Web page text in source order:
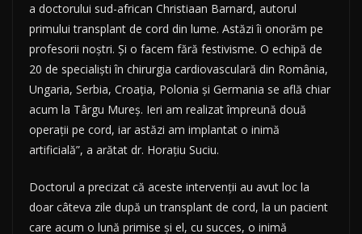
a doctorului sud-african Christiaan Barnard, autorul
primului transplant de cord din lume. Astăzi îi onorăm pe
profesorii noştri. Şi o facem fără festivisme. O echipă de
20 de specialişti în chirurgia cardiovasculară din România,
Ungaria, Serbia, Croaţia, Polonia şi Germania se află chiar
acum la Târgu Mureş. Ieri am realizat împreună două
operaţii pe cord, iar astăzi am implantat o inimă
artificială”, a arătat dr. Horaţiu Suciu.
Doctorul a precizat că aceste intervenţii au avut loc la
doar câteva zile după un transplant de cord, la un pacient
care acum o lună primise şi el, cu succes, o inimă